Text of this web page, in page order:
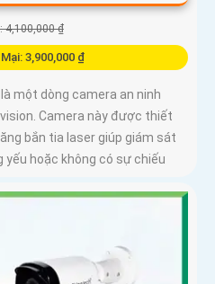
4,100,000 ₫
3,900,000 ₫
một dòng camera an ninh
Camera này được thiết
bắn tia laser giúp giám sát
hoặc không có sự chiếu